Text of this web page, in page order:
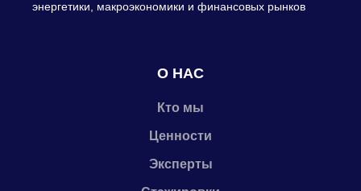
энергетики, макроэкономики и финансовых рынков
О НАС
Кто мы
Ценности
Эксперты